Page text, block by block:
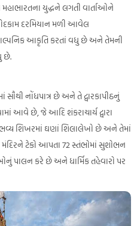
યુદ્ધને લગતી વાર્તાઓને
દરમિયાન મળી આવેલ
આકૃતિ કરતાં વધુ છે અને તેમની
છે.
સૌથી નોંધપાત્ર છે અને તે દ્વારકાપીઠનું
આવે છે, જે આદિ શંકરાચાર્ય દ્વારા
ભવ્ય શિખરમાં ઘણાં શિલાલેખો છે અને તેમાં
ટેકો આપતા 72 સ્તંભોમાં સુશોભન
પાલન કરે છે અને ધાર્મિક તહેવારો પર